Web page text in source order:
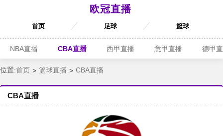
欧冠直播
首页 足球 篮球
NBA直播 CBA直播 西甲直播 意甲直播 德甲
位置:首页 篮球直播 CBA直播
CBA直播